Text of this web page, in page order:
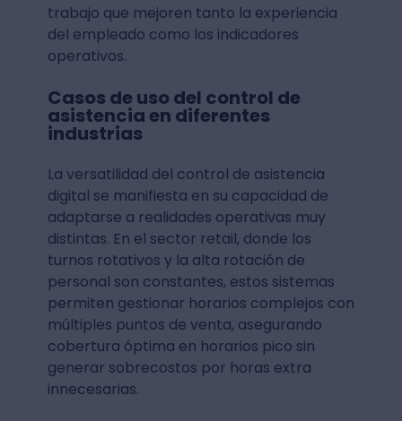
trabajo que mejoren tanto la experiencia
del empleado como los indicadores
operativos.
Casos de uso del control de
asistencia en diferentes
industrias
La versatilidad del control de asistencia
digital se manifiesta en su capacidad de
adaptarse a realidades operativas muy
distintas. En el sector retail, donde los
turnos rotativos y la alta rotación de
personal son constantes, estos sistemas
permiten gestionar horarios complejos con
múltiples puntos de venta, asegurando
cobertura óptima en horarios pico sin
generar sobrecostos por horas extra
innecesarias.